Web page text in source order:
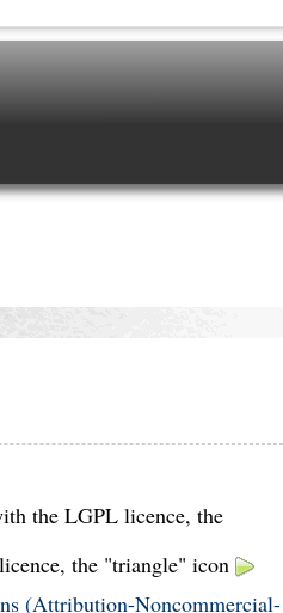
the LGPL licence, the
the "triangle" icon
(Attribution-Noncommercial-